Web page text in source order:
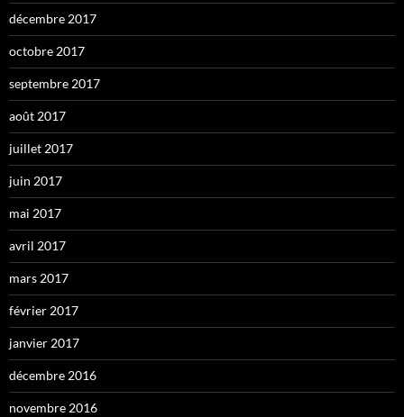
décembre 2017
octobre 2017
septembre 2017
août 2017
juillet 2017
juin 2017
mai 2017
avril 2017
mars 2017
février 2017
janvier 2017
décembre 2016
novembre 2016